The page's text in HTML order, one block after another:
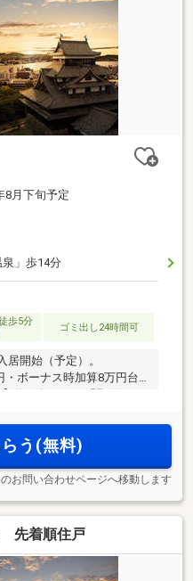
8月下旬予定
」歩14分
歩5分
ゴミ出し24時間可
開始（予定）。
・ボーナス時加算8万円台
う(無料)
お問い合わせページへ移動します
先着順住戸